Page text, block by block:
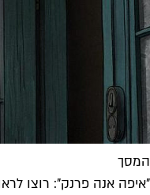
המסך
"איפה אנה פרנק": רוצו